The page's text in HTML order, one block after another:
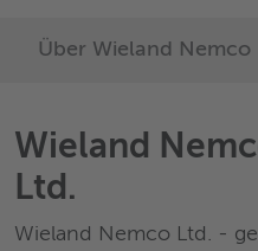
Über Wieland Nemco
Wieland
Ltd.
Wieland Nemco Ltd. -